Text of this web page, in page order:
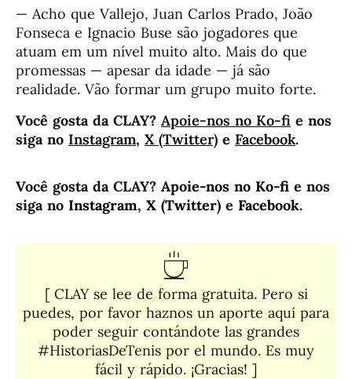
— Acho que Vallejo, Juan Carlos Prado, João
Fonseca e Ignacio Buse são jogadores que
atuam em um nível muito alto. Mais do que
promessas — apesar da idade — já são
realidade. Vão formar um grupo muito forte.
Você gosta da CLAY? Apoie-nos no Ko-fi e nos
siga no Instagram, X (Twitter) e Facebook.
Você gosta da CLAY? Apoie-nos no Ko-fi e nos
siga no Instagram, X (Twitter) e Facebook.
[ CLAY se lee de forma gratuita. Pero si
puedes, por favor haznos un aporte aquí para
poder seguir contándote las grandes
#HistoriasDeTenis por el mundo. Es muy
fácil y rápido. ¡Gracias! ]​